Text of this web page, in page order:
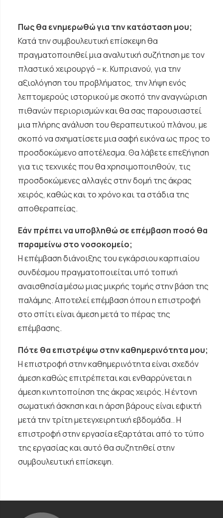
Πως θα ενημερωθώ για την κατάσταση μου;
Κατά την συμβουλευτική επίσκεψη θα
πραγματοποιηθεί μια αναλυτική συζήτηση με τον
πλαστικό χειρουργό – κ. Κυπριανού, για την
αξιολόγηση του προβλήματος, την λήψη ενός
λεπτομερούς ιστορικού με σκοπό την αναγνώριση
πιθανών περιορισμών και θα σας παρουσιαστεί
μια πλήρης ανάλυση του θεραπευτικού πλάνου, με
σκοπό να σχηματίσετε μια σαφή εικόνα ως προς το
προσδοκώμενο αποτέλεσμα. Θα λάβετε επεξήγηση
για τις τεχνικές που θα χρησιμοποιηθούν, τις
προσδοκώμενες αλλαγές στην δομή της άκρας
χειρός, καθώς και το χρόνο και τα στάδια της
αποθεραπείας.
Εάν πρέπει να υποβληθώ σε επέμβαση ποσό θα
παραμείνω στο νοσοκομείο;
Η επέμβαση διάνοιξης του εγκάρσιου καρπιαίου
συνδέσμου πραγματοποιείται υπό τοπική
αναισθησία μέσω μιας μικρής τομής στην βάση της
παλάμης. Αποτελεί επέμβαση όπου η επιστροφή
στο σπίτι είναι άμεση μετά το πέρας της
επέμβασης.
Πότε θα επιστρέψω στην καθημερινότητα μου;
Η επιστροφή στην καθημερινότητα είναι σχεδόν
άμεση καθώς επιτρέπεται και ενθαρρύνεται η
άμεση κινητοποίηση της άκρας χειρός. Η έντονη
σωματική άσκηση και η άρση βάρους είναι εφικτή
μετά την τρίτη μετεγχειρητική εβδομάδα.. Η
επιστροφή στην εργασία εξαρτάται από το τύπο
της εργασίας και αυτό θα συζητηθεί στην
συμβουλευτική επίσκεψη.